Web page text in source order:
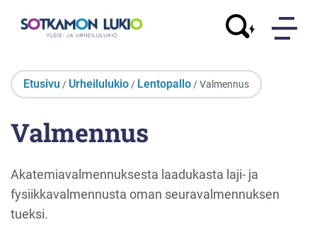
Etusivu / Urheilulukio / Lentopallo / Valmennus
Valmennus
Akatemiavalmennuksesta laadukasta laji- ja
fysiikkavalmennusta oman seuravalmennuksen
tueksi.